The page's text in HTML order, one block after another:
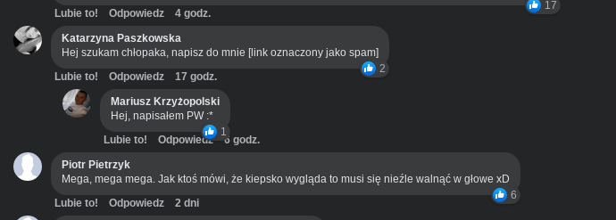
17
Lubie to! Odpowiedz
4 godz.
Katarzyna Paszkowska
Hej szukam chłopaka, napisz do mnie [link oznaczony jako spam]
2
Lubie to! Odpowiedz
17 godz.
Mariusz Krzyżopolski
Hej, napisałem PW :*
1
Lubie to! Odpowiedz
6 godz.
Piotr Pietrzyk
Mega, mega mega. Jak ktoś mówi, że kiepsko wygląda to musi się nieźle walnąć w głowe xD
6
Lubie to! Odpowiedz
2 dni